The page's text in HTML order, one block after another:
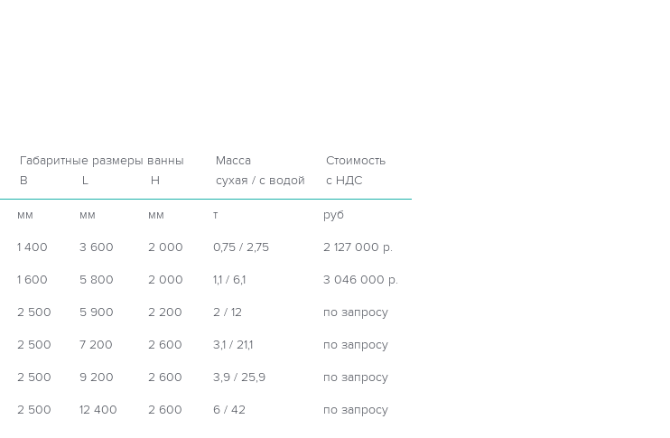
Габаритные размеры ванны Масса
Стоимость
B L H сухая / с водой с НДС
мм мм мм т руб
1 400 3 600 2 000 0,75 / 2,75 2 127 000 р.
1 600 5 800 2 000 1,1 / 6,1 3 046 000 р.
2 500 5 900 2 200 2 / 12 по запросу
2 500 7 200 2 600 3,1 / 21,1 по запросу
2 500 9 200 2 600 3,9 / 25,9 по запросу
2 500 12 400 2 600 6 / 42 по запросу